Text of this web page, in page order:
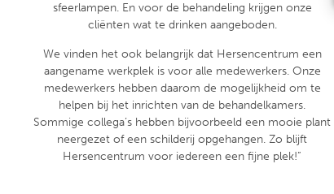
sfeerlampen. En voor de behandeling krijgen onze
cliënten wat te drinken aangeboden.
We vinden het ook belangrijk dat Hersencentrum een
aangename werkplek is voor alle medewerkers. Onze
medewerkers hebben daarom de mogelijkheid om te
helpen bij het inrichten van de behandelkamers.
Sommige collega’s hebben bijvoorbeeld een mooie plant
neergezet of een schilderij opgehangen. Zo blijft
Hersencentrum voor iedereen een fijne plek!”